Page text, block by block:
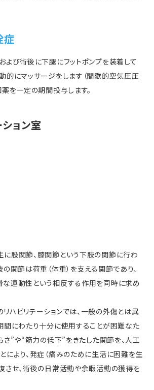
症
よび術後に下腿にフットポンプを装着して
的にマッサージをします（間歇的空気圧圧
薬を一定の期間投与します。
ョン室
股関節、膝関節という下肢の関節に行わ
の関節は荷重（体重）を支える関節であり、
運動性という相反する作用を同時に求め
ハビリテーションでは、一般の外傷とは異
間にわたり十分に使用することが困難なた
さ”や“筋力の低下”をきたした関節を、人工
により、発症（痛みのために生活に困難を生
させ、術後の日常活動や余暇活動の獲得を